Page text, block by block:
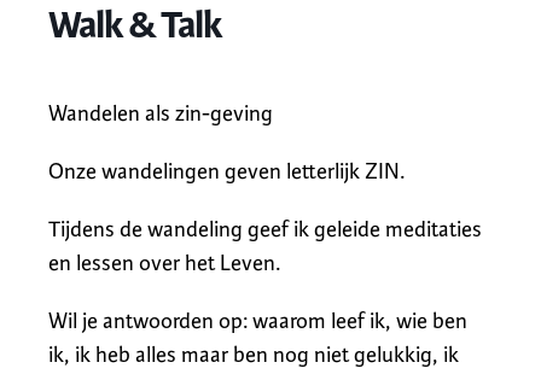
Walk & Talk
Wandelen als zin-geving
Onze wandelingen geven letterlijk ZIN.
Tijdens de wandeling geef ik geleide meditaties
en lessen over het Leven.
Wil je antwoorden op: waarom leef ik, wie ben
ik, ik heb alles maar ben nog niet gelukkig, ik